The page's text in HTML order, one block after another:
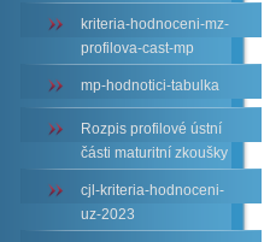
kriteria-hodnoceni-mz-
profilova-cast-mp
mp-hodnotici-tabulka
Rozpis profilové ústní
části maturitní zkoušky
cjl-kriteria-hodnoceni-
uz-2023